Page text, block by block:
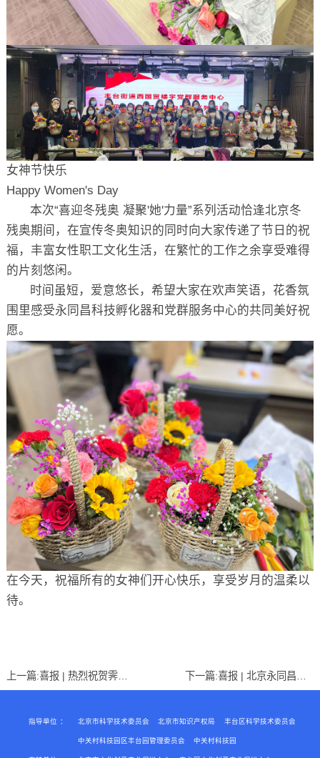
女神节快乐
Happy Women's Day
本次“喜迎冬残奥 凝聚'她'力量”系列活动恰逢北京冬
残奥期间，在宣传冬奥知识的同时向大家传递了节日的祝
福，丰富女性职工文化生活，在繁忙的工作之余享受难得
的片刻悠闲。
时间虽短，爱意悠长，希望大家在欢声笑语，花香氛
围里感受永同昌科技孵化器和党群服务中心的共同美好祝
愿。
在今天，祝福所有的女神们开心快乐，享受岁月的温柔以
待。
上一篇: 喜报 | 热烈祝贺霁云科技入选北京市“专精特新”中小企业名单！ 下一篇: 喜报 | 北京永同昌丰益科技孵化器有限公司通过“北京市小型微型企业创业创新示范基地”复评！
指导单位 ： 北京市科学技术委员会 北京市知识产权局 丰台区科学技术委员会
中关村科技园区丰台园管理委员会 中关村科技园